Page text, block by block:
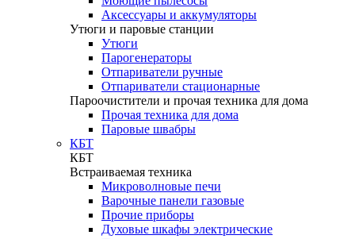
Аксессуары и аккумуляторы
Утюги и паровые станции
Утюги
Парогенераторы
Отпариватели ручные
Отпариватели стационарные
Пароочистители и прочая техника для дома
Прочая техника для дома
Паровые швабры
КБТ
КБТ
Встраиваемая техника
Микроволновые печи
Варочные панели газовые
Прочие приборы
Духовые шкафы электрические